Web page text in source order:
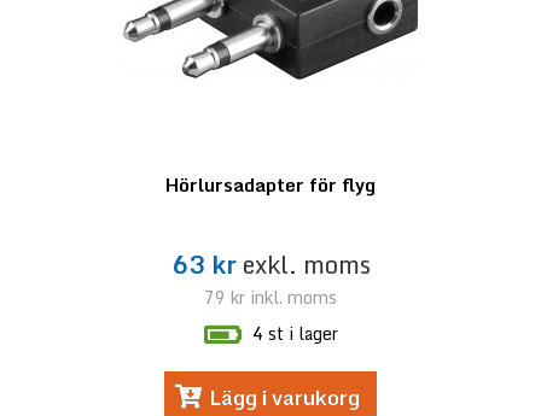
Hörlursadapter för flyg
63 krexkl. moms
79 kr inkl. moms
4 st i lager
Lägg i varukorg